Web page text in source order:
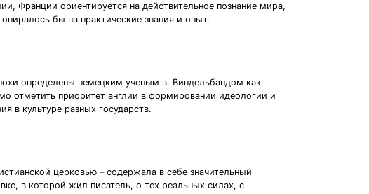
Франции ориентируется на действительное познание мира,
бы на практические знания и опыт.
определены немецким ученым в. Виндельбандом как
отметить приоритет англии в формировании идеологии и
в культуре разных государств.
церковью – содержала в себе значительный
в которой жил писатель, о тех реальных силах, с